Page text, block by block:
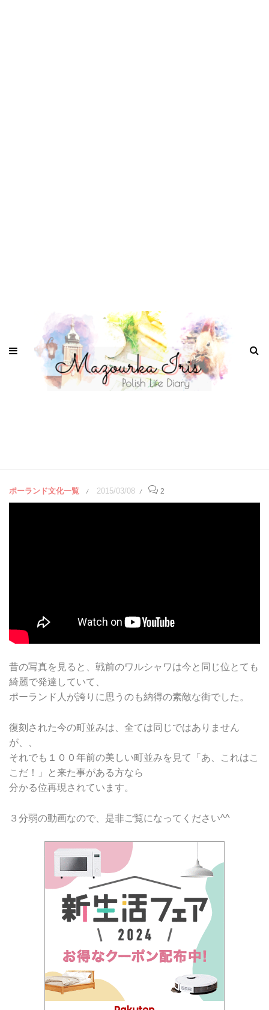
ポーランド文化一覧 / 2015/03/08 / 2
昔の写真を見ると、戦前のワルシャワは今と同じ位とても
綺麗で発達していて、
ポーランド人が誇りに思うのも納得の素敵な街でした。
復刻された今の町並みは、全ては同じではありません
が、、
それでも１００年前の美しい町並みを見て「あ、これはこ
こだ！」と来た事がある方なら
分かる位再現されています。
３分弱の動画なので、是非ご覧になってください^^